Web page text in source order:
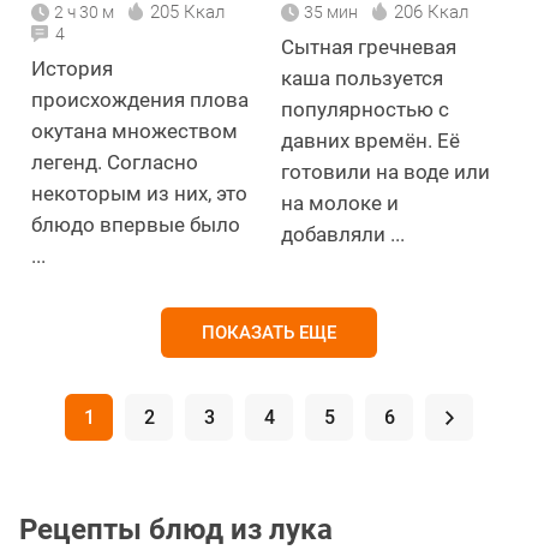
2 ч 30 м 205 Ккал
4
История
происхождения плова
окутана множеством
легенд. Согласно
некоторым из них, это
блюдо впервые было
...
35 мин 206 Ккал
Сытная гречневая
каша пользуется
популярностью с
давних времён. Её
готовили на воде или
на молоке и
добавляли ...
ПОКАЗАТЬ ЕЩЕ
1 2 3 4 5 6 .
Рецепты блюд из лука